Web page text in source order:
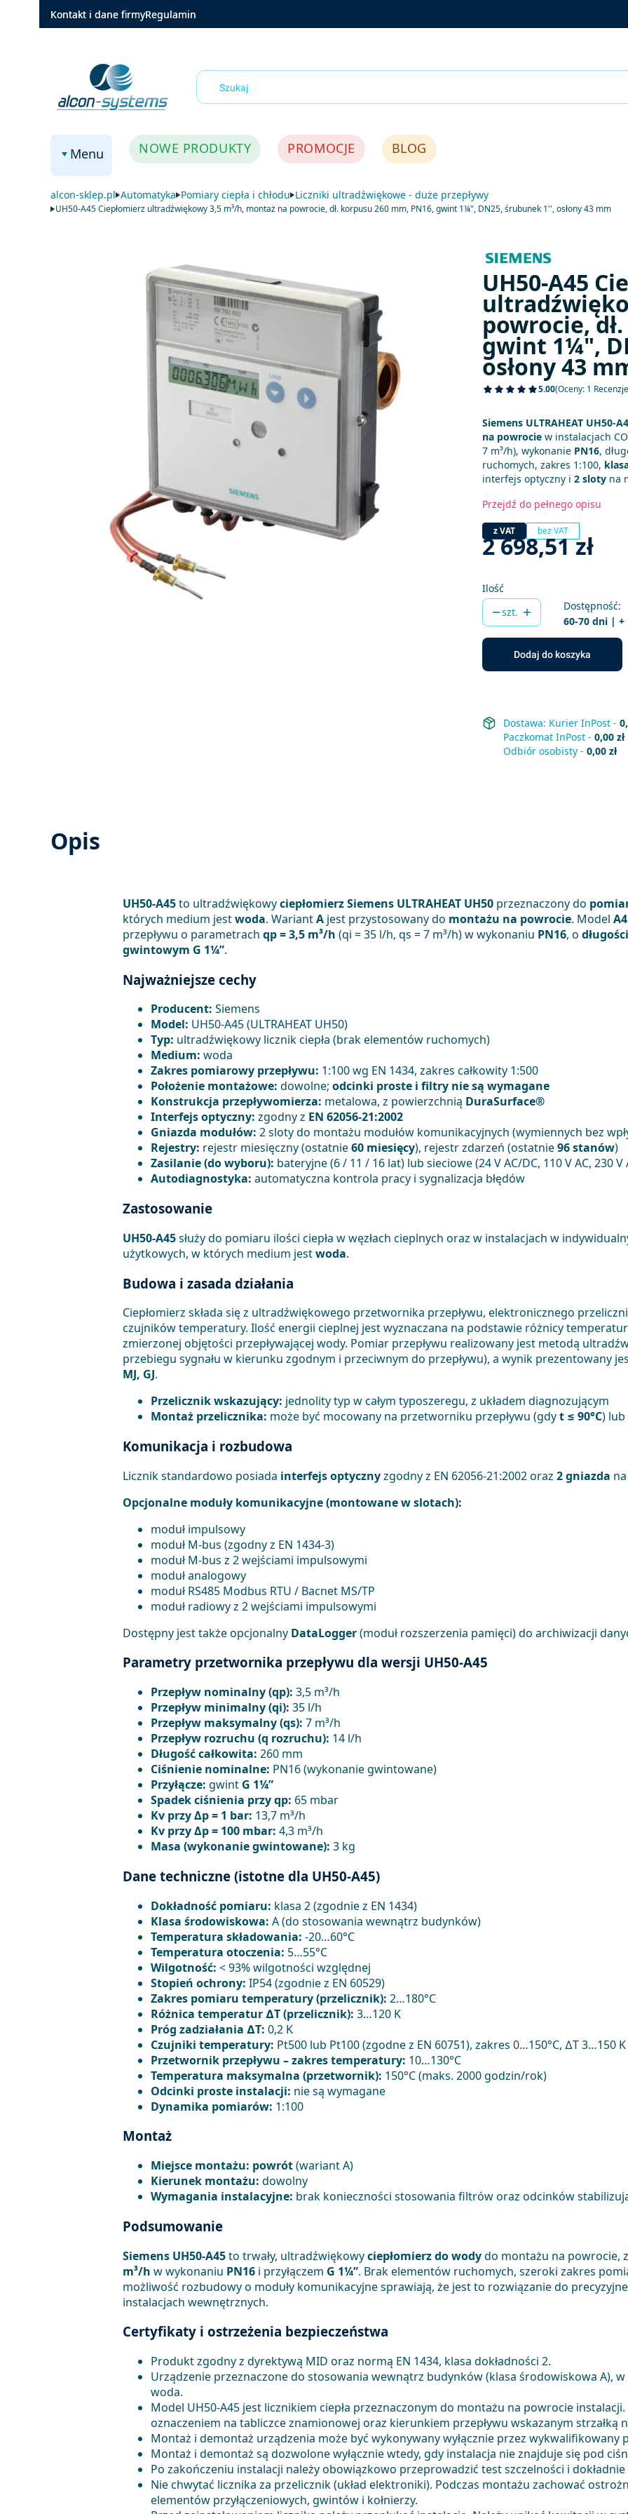
Kontakt i dane firmyRegulamin
Menu NOWE PRODUKTY PROMOCJE BLOG
alcon-sklep.pl Automatyka Pomiary ciepła i chłodu Liczniki ultradźwiękowe - duże przepływy
UH50-A45 Ciepłomierz ultradźwiękowy 3,5 m³/h, montaż na powrocie, dł. korpusu 260 mm, PN16, gwint 1¼", DN25, śrubunek 1'', osłony 43 mm
UH50-A45
powrocie,
gwint 1¼",
osłony 43
5.00(Oceny: 1
Siemens ULTRAHEAT UH50-
na powrocie w instalacjach
7 m³/h), wykonanie PN16,
ruchomych, zakres 1:100,
interfejs optyczny i 2 sloty na
Przejdź do pełnego opisu
z VAT bez VAT
Cena
2 698,51 zł
Ilość
szt.
Dostępność:
60-70 dni |
Dodaj do koszyka
Dostawa: Kurier InPost -
Paczkomat InPost - 0,00 zł
Odbiór osobisty - 0,00 zł
Opis
UH50-A45to ultradźwiękowyciepłomierz Siemens ULTRAHEAT UH50przeznaczony do
których medium jestwoda. WariantAjest przystosowany do montażu na powrocie. Model
przepływu o parametrach qp = 3,5 m³/h (qi = 35 l/h, qs = 7 m³/h) w wykonaniu PN16, o
gwintowym G 1¼”.
Najważniejsze cechy
Producent: Siemens
Model: UH50-A45 (ULTRAHEAT UH50)
Typ: ultradźwiękowy licznik ciepła (brak elementów ruchomych)
Medium: woda
Zakres pomiarowy przepływu: 1:100 wg EN 1434, zakres całkowity 1:500
Położenie montażowe: dowolne; odcinki proste i filtry nie są wymagane
Konstrukcja przepływomierza: metalowa, z powierzchnią DuraSurface®
Interfejs optyczny: zgodny z EN 62056-21:2002
Gniazda modułów: 2 sloty do montażu modułów komunikacyjnych (wymiennych bez
Rejestry: rejestr miesięczny (ostatnie60 miesięcy), rejestr zdarzeń (ostatnie96 stanów)
Zasilanie (do wyboru): bateryjne (6 / 11 / 16 lat) lub sieciowe (24 V AC/DC, 110 V AC, 230 V
Autodiagnostyka: automatyczna kontrola pracy i sygnalizacja błędów
Zastosowanie
UH50-A45służy do pomiaru ilości ciepła w węzłach cieplnych oraz w instalacjach w
użytkowych, w których medium jestwoda.
Budowa i zasada działania
Ciepłomierz składa się z ultradźwiękowego przetwornika przepływu, elektronicznego
czujników temperatury. Ilość energii cieplnej jest wyznaczana na podstawie różnicy
zmierzonej objętości przepływającej wody. Pomiar przepływu realizowany jest metodą
przebiegu sygnału w kierunku zgodnym i przeciwnym do przepływu), a wynik prezentowany
MJ, GJ.
Przelicznik wskazujący: jednolity typ w całym typoszeregu, z układem diagnozującym
Montaż przelicznika: może być mocowany na przetworniku przepływu (gdyt ≤ 90°C)
Komunikacja i rozbudowa
Licznik standardowo posiada interfejs optycznyzgodny z EN 62056-21:2002 oraz 2 gniazda
Opcjonalne moduły komunikacyjne (montowane w slotach):
moduł impulsowy
moduł M-bus (zgodny z EN 1434-3)
moduł M-bus z 2 wejściami impulsowymi
moduł analogowy
moduł RS485 Modbus RTU / Bacnet MS/TP
moduł radiowy z 2 wejściami impulsowymi
Dostępny jest także opcjonalny DataLogger(moduł rozszerzenia pamięci) do archiwizacji
Parametry przetwornika przepływu dla wersji UH50-A45
Przepływ nominalny (qp): 3,5 m³/h
Przepływ minimalny (qi): 35 l/h
Przepływ maksymalny (qs): 7 m³/h
Przepływ rozruchu (q rozruchu): 14 l/h
Długość całkowita: 260 mm
Ciśnienie nominalne: PN16 (wykonanie gwintowane)
Przyłącze: gwint G 1¼”
Spadek ciśnienia przy qp: 65 mbar
Kv przy Δp = 1 bar: 13,7 m³/h
Kv przy Δp = 100 mbar: 4,3 m³/h
Masa (wykonanie gwintowane): 3 kg
Dane techniczne (istotne dla UH50-A45)
Dokładność pomiaru: klasa 2 (zgodnie z EN 1434)
Klasa środowiskowa: A (do stosowania wewnątrz budynków)
Temperatura składowania: -20…60°C
Temperatura otoczenia: 5…55°C
Wilgotność: < 93% wilgotności względnej
Stopień ochrony: IP54 (zgodnie z EN 60529)
Zakres pomiaru temperatury (przelicznik): 2…180°C
Różnica temperatur ∆T (przelicznik): 3…120 K
Próg zadziałania ∆T: 0,2 K
Czujniki temperatury: Pt500 lub Pt100 (zgodne z EN 60751), zakres 0…150°C, ∆T 3…150 K
Przetwornik przepływu – zakres temperatury: 10…130°C
Temperatura maksymalna (przetwornik): 150°C (maks. 2000 godzin/rok)
Odcinki proste instalacji: nie są wymagane
Dynamika pomiarów: 1:100
Montaż
Miejsce montażu: powrót(wariant A)
Kierunek montażu: dowolny
Wymagania instalacyjne: brak konieczności stosowania filtrów oraz odcinków
Podsumowanie
Siemens UH50-A45to trwały, ultradźwiękowyciepłomierz do wodydo montażu na powrocie,
m³/h w wykonaniu PN16i przyłączem G 1¼”. Brak elementów ruchomych, szeroki zakres
możliwość rozbudowy o moduły komunikacyjne sprawiają, że jest to rozwiązanie do
instalacjach wewnętrznych.
Certyfikaty i ostrzeżenia bezpieczeństwa
Produkt zgodny z dyrektywą MID oraz normą EN 1434, klasa dokładności 2.
Urządzenie przeznaczone do stosowania wewnątrz budynków (klasa środowiskowa A),
woda.
Model UH50-A45 jest licznikiem ciepła przeznaczonym do montażu na powrocie
oznaczeniem na tabliczce znamionowej oraz kierunkiem przepływu wskazanym strzałką
Montaż i demontaż urządzenia może być wykonywany wyłącznie przez wykwalifikowany
Montaż i demontaż są dozwolone wyłącznie wtedy, gdy instalacja nie znajduje się pod
Po zakończeniu instalacji należy obowiązkowo przeprowadzić test szczelności i
Nie chwytać licznika za przelicznik (układ elektroniki). Podczas montażu zachować
elementów przyłączeniowych, gwintów i kołnierzy.